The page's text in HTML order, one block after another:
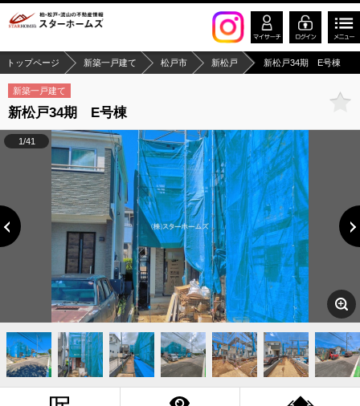
トップページ 新築一戸建て 松戸市 新松戸 新松戸34期 E号棟
新築一戸建て
新松戸34期 E号棟
1/41